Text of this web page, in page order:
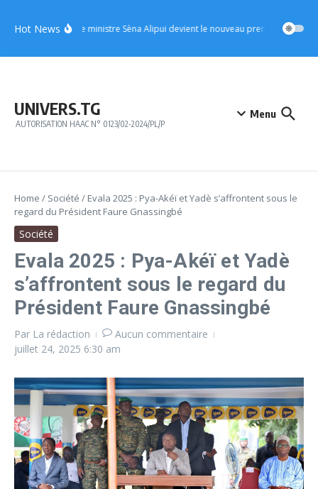
Hot NewsUFC : le ministre Sèna Alipui devient le nouveau premier vice-
UNIVERS.TG
AUTORISATION HAAC N° 0123/02-2024/PL/P
Menu
Home / Société / Evala 2025 : Pya-Akéï et Yadè s’affrontent sous le
regard du Président Faure Gnassingbé
Société
Evala 2025 : Pya-Akéï et Yadè
s’affrontent sous le regard du
Président Faure Gnassingbé
Par La rédaction
Aucun commentaire
juillet 24, 2025 6:30 am